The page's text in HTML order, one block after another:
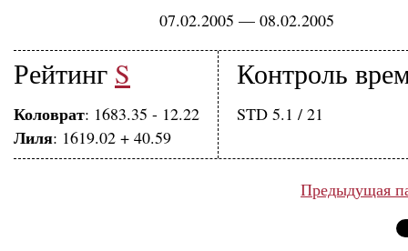
07.02.2005 — 08.02.2005
Рейтинг S
Коловрат: 1683.35 - 12.22
Лиля: 1619.02 + 40.59
Контроль
STD 5.1 / 21
Предыдущая